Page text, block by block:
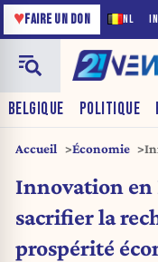
NL
♥FAIRE UN DON
BELGIQUE POLITIQUE
Accueil Économie
Innovation en
sacrifier la
prospérité